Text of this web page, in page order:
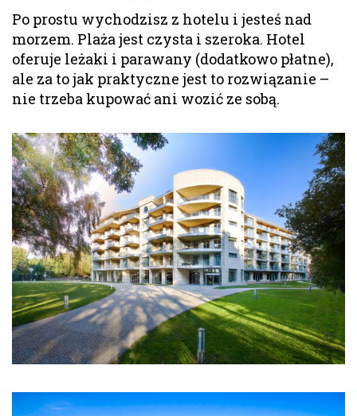
Po prostu wychodzisz z hotelu i jesteś nad
morzem. Plaża jest czysta i szeroka. Hotel
oferuje leżaki i parawany (dodatkowo płatne),
ale za to jak praktyczne jest to rozwiązanie –
nie trzeba kupować ani wozić ze sobą.